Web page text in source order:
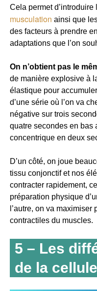
Cela permet d’introduire
musculation ainsi que
des facteurs à prendre
adaptations que l’on
On n’obtient pas le
de manière explosive à
élastique pour
d’une série où l’on va
négative sur trois
quatre secondes en bas
concentrique en deux
D’un côté, on joue
tissu conjonctif et nos
contracter rapidement,
préparation physique
l’autre, on va
contractiles du muscles.
5 – Les
de la